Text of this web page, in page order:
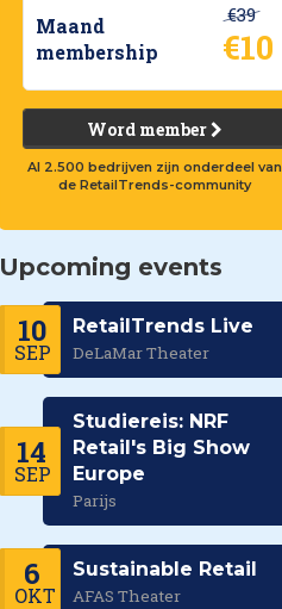
Maand
membership
€39
€10
Word member
Al 2.500 bedrijven zijn onderdeel van
de RetailTrends-community
Upcoming events
10
SEP
RetailTrends Live
DeLaMar Theater
14
SEP
Studiereis: NRF
Retail's Big Show
Europe
Parijs
6
OKT
Sustainable Retail
AFAS Theater